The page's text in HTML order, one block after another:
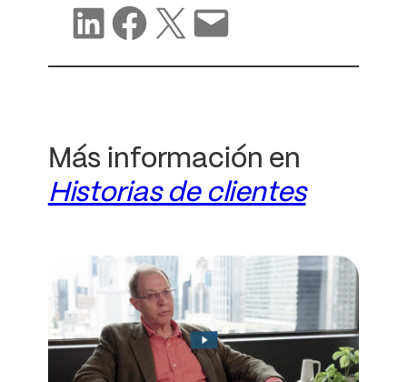
Compartir en LinkedIn
Compartir en Facebook
Compartir en X Compartir por correo electrónico
Más información en
Historias de clientes